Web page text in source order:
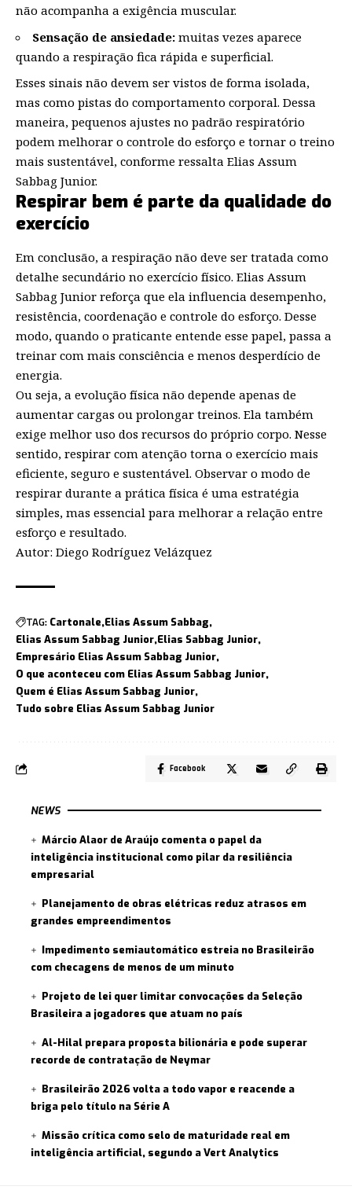
não acompanha a exigência muscular.
Sensação de ansiedade: muitas vezes aparece
quando a respiração fica rápida e superficial.
Esses sinais não devem ser vistos de forma isolada,
mas como pistas do comportamento corporal. Dessa
maneira, pequenos ajustes no padrão respiratório
podem melhorar o controle do esforço e tornar o treino
mais sustentável, conforme ressalta Elias Assum
Sabbag Junior.
Respirar bem é parte da qualidade do
exercício
Em conclusão, a respiração não deve ser tratada como
detalhe secundário no exercício físico. Elias Assum
Sabbag Junior reforça que ela influencia desempenho,
resistência, coordenação e controle do esforço. Desse
modo, quando o praticante entende esse papel, passa a
treinar com mais consciência e menos desperdício de
energia.
Ou seja, a evolução física não depende apenas de
aumentar cargas ou prolongar treinos. Ela também
exige melhor uso dos recursos do próprio corpo. Nesse
sentido, respirar com atenção torna o exercício mais
eficiente, seguro e sustentável. Observar o modo de
respirar durante a prática física é uma estratégia
simples, mas essencial para melhorar a relação entre
esforço e resultado.
Autor: Diego Rodríguez Velázquez
TAG: Cartonale Elias Assum Sabbag
Elias Assum Sabbag Junior Elias Sabbag Junior
Empresário Elias Assum Sabbag Junior
O que aconteceu com Elias Assum Sabbag Junior
Quem é Elias Assum Sabbag Junior
Tudo sobre Elias Assum Sabbag Junior
Facebook
NEWS
Márcio Alaor de Araújo comenta o papel da
inteligência institucional como pilar da resiliência
empresarial
Planejamento de obras elétricas reduz atrasos em
grandes empreendimentos
Impedimento semiautomático estreia no Brasileirão
com checagens de menos de um minuto
Projeto de lei quer limitar convocações da Seleção
Brasileira a jogadores que atuam no país
Al-Hilal prepara proposta bilionária e pode superar
recorde de contratação de Neymar
Brasileirão 2026 volta a todo vapor e reacende a
briga pelo título na Série A
Missão crítica como selo de maturidade real em
inteligência artificial, segundo a Vert Analytics